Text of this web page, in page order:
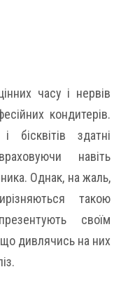
часу і нервів
кондитерів.
бісквітів здатні
навіть
Однак, на жаль,
такою
своїм
дивлячись на них